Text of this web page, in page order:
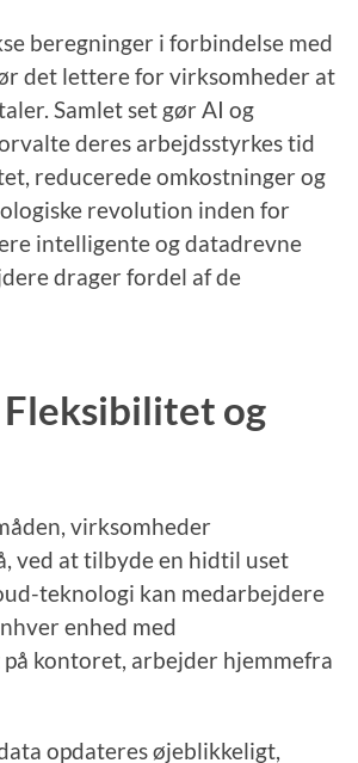
beregninger i forbindelse med
det lettere for virksomheder at
Samlet set gør AI og
deres arbejdsstyrkes tid
reducerede omkostninger og
revolution inden for
intelligente og datadrevne
drager fordel af de
og
virksomheder
ved at tilbyde en hidtil uset
teknologi kan medarbejdere
enhed med
kontoret, arbejder hjemmefra
opdateres øjeblikkeligt,